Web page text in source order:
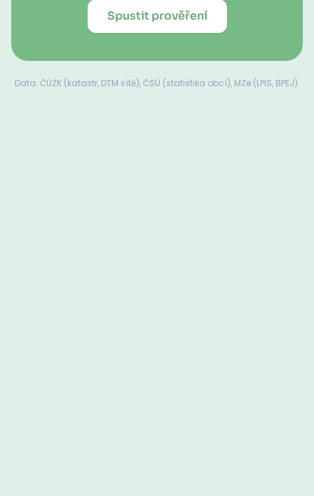
Spustit prověření
Data: ČÚZK (katastr, DTM sítě), ČSÚ (statistika obcí), MZe (LPIS, BPEJ).